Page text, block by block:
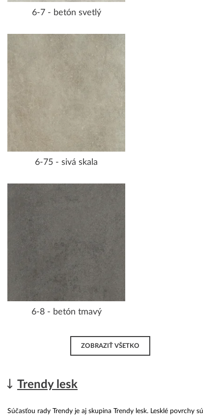
6-7 - betón svetlý
6-75 - sivá skala
6-8 - betón tmavý
ZOBRAZIŤ VŠETKO
Trendy lesk
Súčasťou rady Trendy je aj skupina Trendy lesk. Lesklé povrchy sú